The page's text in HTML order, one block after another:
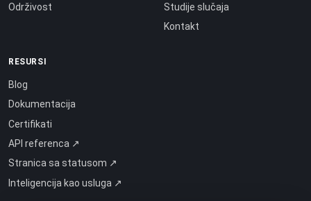
Održivost
Studije slučaja
Kontakt
RESURSI
Blog
Dokumentacija
Certifikati
API referenca ↗
Stranica sa statusom ↗
Inteligencija kao usluga ↗